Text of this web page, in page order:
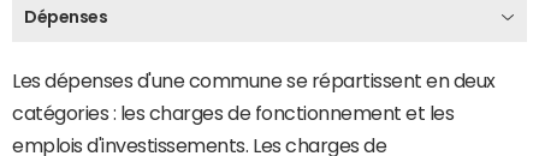
Dépenses
Les dépenses d'une commune se répartissent en deux
catégories : les charges de fonctionnement et les
emplois d'investissements. Les charges de